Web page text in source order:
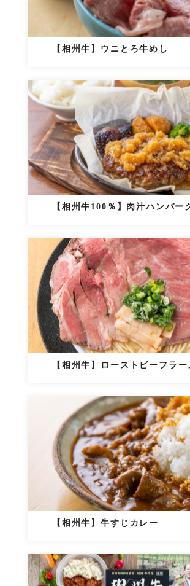
【相州牛】ウニとろ牛めし
【相州牛100％】肉汁ハンバー
【相州牛】ローストビーフラー
【相州牛】牛すじカレー